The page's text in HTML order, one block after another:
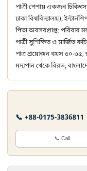
পাত্রী পেশায় একজন
ঢাকা বিশ্ববিদ্যালয়),
পিতা অবসরপ্রাপ্ত; পরিবার
পাত্রী সুশিক্ষিত ও মার্জিত
পাত্র প্রয়োজন বয়স ৩০-৩৫,
মদ্যপান থেকে বিরত,
📞 +88-0175-3836811
📞 Call